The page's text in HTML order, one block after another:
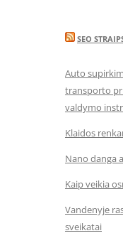
SEO
Auto
transporto
valdymo
Klaidos
Nano danga
Kaip veikia
Vandenyje
sveikatai